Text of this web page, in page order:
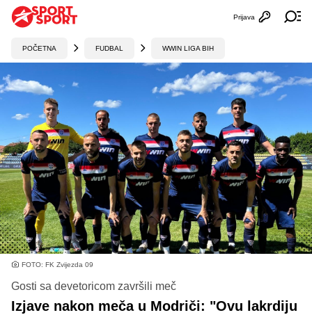
Otvori
Prijava
POČETNA FUDBAL WWIN LIGA BIH
FOTO: FK Zvijezda 09
Gosti sa devetoricom završili meč
Izjave nakon meča u Modriči: "Ovu lakrdiju